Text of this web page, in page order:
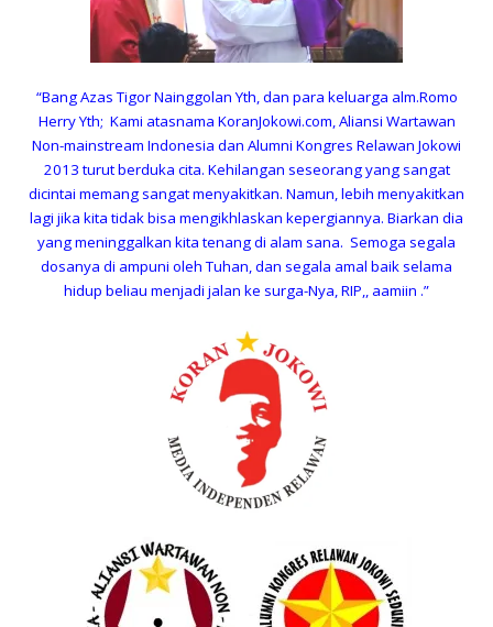
“Bang Azas Tigor Nainggolan Yth, dan para keluarga alm.Romo
Herry Yth; Kami atasnama KoranJokowi.com, Aliansi Wartawan
Non-mainstream Indonesia dan Alumni Kongres Relawan Jokowi
2013 turut berduka cita. Kehilangan seseorang yang sangat
dicintai memang sangat menyakitkan. Namun, lebih menyakitkan
lagi jika kita tidak bisa mengikhlaskan kepergiannya. Biarkan dia
yang meninggalkan kita tenang di alam sana. Semoga segala
dosanya di ampuni oleh Tuhan, dan segala amal baik selama
hidup beliau menjadi jalan ke surga-Nya, RIP,, aamiin .”